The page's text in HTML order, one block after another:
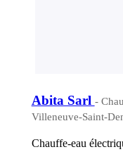
Abita Sarl -
Villeneuve-Saint-
Chauffe-eau